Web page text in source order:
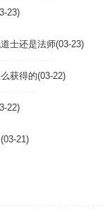
23)
士还是法师(03-23)
获得的(03-22)
22)
(03-21)